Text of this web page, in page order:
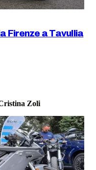
Firenze a Tavullia
Zoli